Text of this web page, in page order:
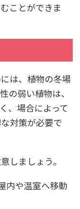
ことができま
は、植物の冬場
の弱い植物は、
、場合によって
対策が必要で
しましょう。
内や温室へ移動